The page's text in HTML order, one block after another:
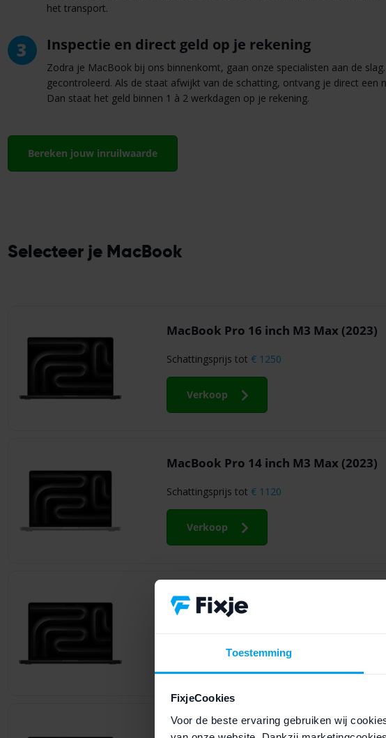
Toestemming
FixjeCookies
Voor de beste ervaring gebruiken wij
het transport.
3 Inspectie en direct geld op je rekening
Zodra je MacBook bij ons binnenkomt, gaan onze specialisten aan de
gecontroleerd. Als de staat afwijkt van de schatting, ontvang je direct een
Dan staat het geld binnen 1 à 2 werkdagen op je rekening.
Bereken jouw inruilwaarde
Selecteer je MacBook
MacBook Pro 16 inch M3 Max (2023)
Schattingsprijs tot € 1250
Verkoop
MacBook Pro 14 inch M3 Max (2023)
Schattingsprijs tot € 1120
Verkoop
MacBook Pro 14 inch M3 (2023)
MacBook Pro 16 inch M2 (2023)